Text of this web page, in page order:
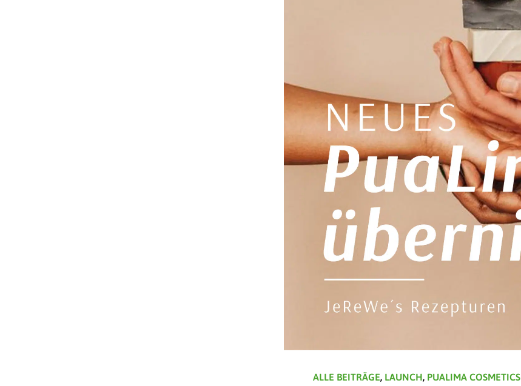
ALLE BEITRÄGE, LAUNCH, PUALIMA COSMETICS